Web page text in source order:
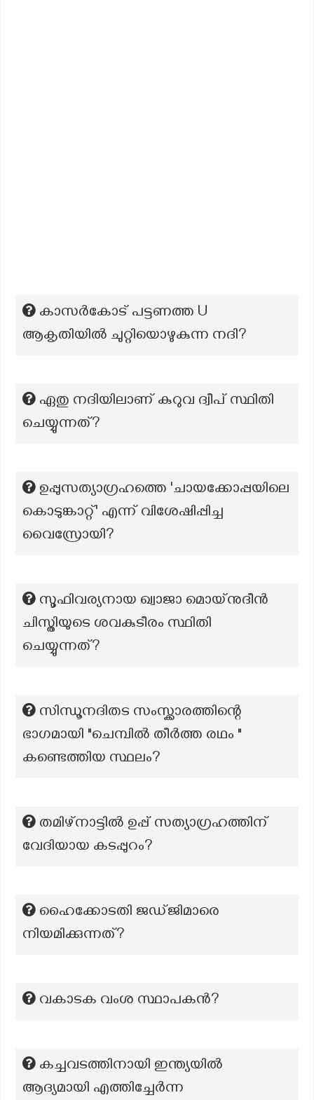
കാസർകോട് പട്ടണത്ത U
ആകൃതിയിൽ ചുറ്റിയൊഴുകുന്ന നദി?
ഏതു നദിയിലാണ് കുറുവ ദ്വീപ് സ്ഥിതി
ചെയ്യുന്നത്?
ഉപ്പുസത്യാഗ്രഹത്തെ 'ചായക്കോപ്പയിലെ
കൊടുങ്കാറ്റ്' എന്ന് വിശേഷിപ്പിച്ച
വൈസ്രോയി?
സൂഫിവര്യനായ ഖ്വാജാ മൊയ്നുദീൻ
ചിസ്തിയുടെ ശവകുടീരം സ്ഥിതി
ചെയ്യുന്നത്?
സിന്ധൂനദിതട സംസ്ക്കാരത്തിന്റെ
ഭാഗമായി "ചെമ്പിൽ തീർത്ത രഥം "
കണ്ടെത്തിയ സ്ഥലം?
തമിഴ്നാട്ടിൽ ഉപ്പ് സത്യാഗ്രഹത്തിന്
വേദിയായ കടപ്പുറം?
ഹൈക്കോടതി ജഡ്ജിമാരെ
നിയമിക്കുന്നത്?
വകാടക വംശ സ്ഥാപകന്‍?
കച്ചവടത്തിനായി ഇന്ത്യയിൽ
ആദ്യമായി എത്തിച്ചേർന്ന